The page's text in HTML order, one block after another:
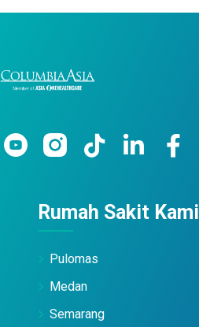
Rumah Sakit Kami
Pulomas
Medan
Semarang